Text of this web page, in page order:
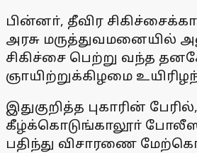
பின்னா், தீவிர
அரசு மருத்துவமனையில்
சிகிச்சை பெற்று வந்த
ஞாயிற்றுக்கிழமை
இதுகுறித்த புகாரின் பேரில்,
கீழ்க்கொடுங்காலூா்
பதிந்து விசாரணை